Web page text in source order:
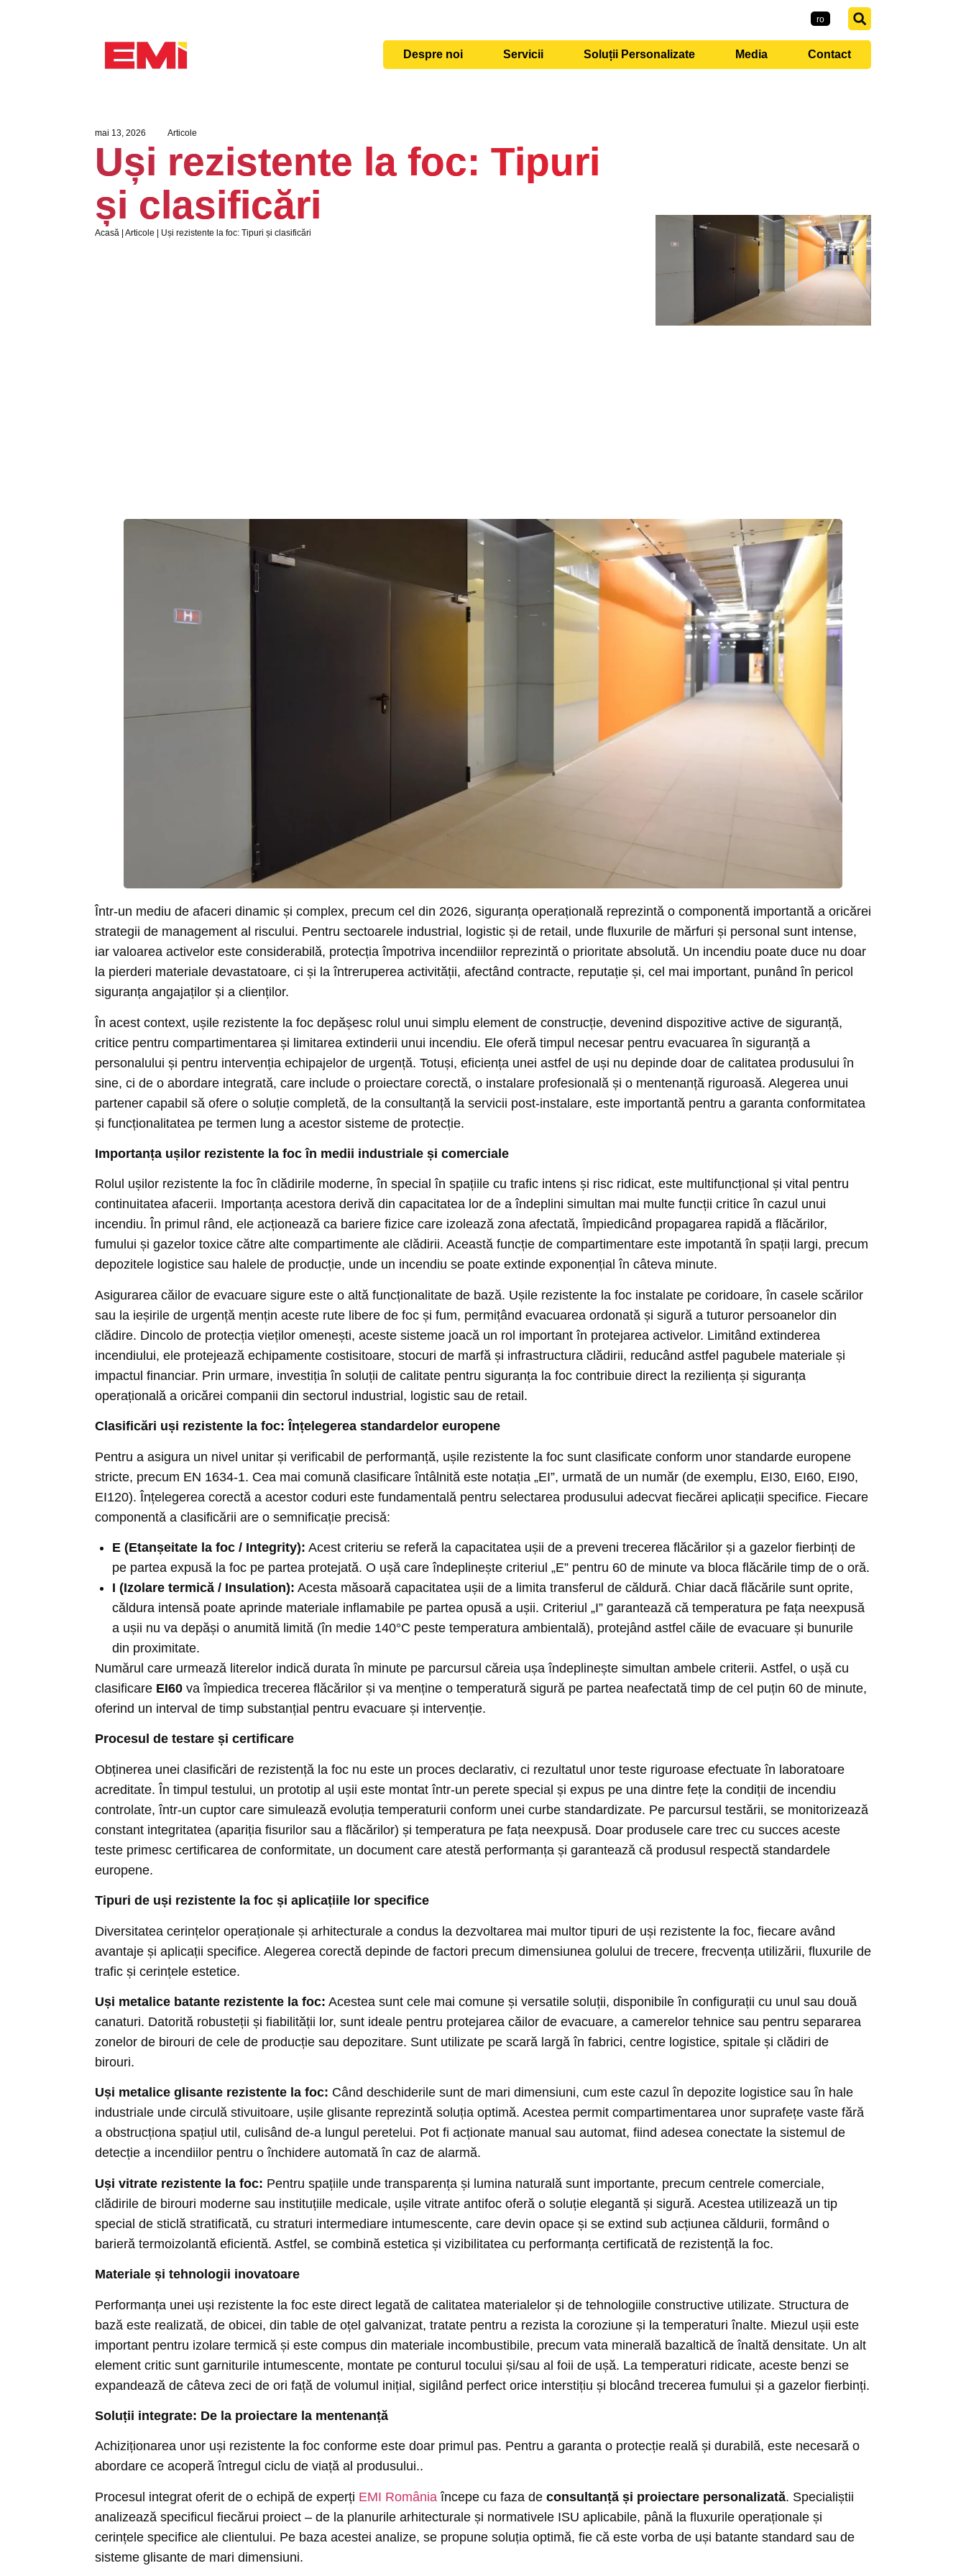
ro
Despre noi Servicii Soluții Personalizate Media Contact
mai 13, 2026 Articole
Uși rezistente la foc: Tipuri
și clasificări
Acasă Articole Uși rezistente la foc: Tipuri și clasificări
Într-un mediu de afaceri dinamic și complex, precum cel din 2026, siguranța operațională reprezintă o componentă importantă a oricărei
strategii de management al riscului. Pentru sectoarele industrial, logistic și de retail, unde fluxurile de mărfuri și personal sunt intense,
iar valoarea activelor este considerabilă, protecția împotriva incendiilor reprezintă o prioritate absolută. Un incendiu poate duce nu doar
la pierderi materiale devastatoare, ci și la întreruperea activității, afectând contracte, reputație și, cel mai important, punând în pericol
siguranța angajaților și a clienților.
În acest context, ușile rezistente la foc depășesc rolul unui simplu element de construcție, devenind dispozitive active de siguranță,
critice pentru compartimentarea și limitarea extinderii unui incendiu. Ele oferă timpul necesar pentru evacuarea în siguranță a
personalului și pentru intervenția echipajelor de urgență. Totuși, eficiența unei astfel de uși nu depinde doar de calitatea produsului în
sine, ci de o abordare integrată, care include o proiectare corectă, o instalare profesională și o mentenanță riguroasă. Alegerea unui
partener capabil să ofere o soluție completă, de la consultanță la servicii post-instalare, este importantă pentru a garanta conformitatea
și funcționalitatea pe termen lung a acestor sisteme de protecție.
Importanța ușilor rezistente la foc în medii industriale și comerciale
Rolul ușilor rezistente la foc în clădirile moderne, în special în spațiile cu trafic intens și risc ridicat, este multifuncțional și vital pentru
continuitatea afacerii. Importanța acestora derivă din capacitatea lor de a îndeplini simultan mai multe funcții critice în cazul unui
incendiu. În primul rând, ele acționează ca bariere fizice care izolează zona afectată, împiedicând propagarea rapidă a flăcărilor,
fumului și gazelor toxice către alte compartimente ale clădirii. Această funcție de compartimentare este impotantă în spații largi, precum
depozitele logistice sau halele de producție, unde un incendiu se poate extinde exponențial în câteva minute.
Asigurarea căilor de evacuare sigure este o altă funcționalitate de bază. Ușile rezistente la foc instalate pe coridoare, în casele scărilor
sau la ieșirile de urgență mențin aceste rute libere de foc și fum, permițând evacuarea ordonată și sigură a tuturor persoanelor din
clădire. Dincolo de protecția vieților omenești, aceste sisteme joacă un rol important în protejarea activelor. Limitând extinderea
incendiului, ele protejează echipamente costisitoare, stocuri de marfă și infrastructura clădirii, reducând astfel pagubele materiale și
impactul financiar. Prin urmare, investiția în soluții de calitate pentru siguranța la foc contribuie direct la reziliența și siguranța
operațională a oricărei companii din sectorul industrial, logistic sau de retail.
Clasificări uși rezistente la foc: Înțelegerea standardelor europene
Pentru a asigura un nivel unitar și verificabil de performanță, ușile rezistente la foc sunt clasificate conform unor standarde europene
stricte, precum EN 1634-1. Cea mai comună clasificare întâlnită este notația „EI”, urmată de un număr (de exemplu, EI30, EI60, EI90,
EI120). Înțelegerea corectă a acestor coduri este fundamentală pentru selectarea produsului adecvat fiecărei aplicații specifice. Fiecare
componentă a clasificării are o semnificație precisă:
E (Etanșeitate la foc / Integrity): Acest criteriu se referă la capacitatea ușii de a preveni trecerea flăcărilor și a gazelor fierbinți de
pe partea expusă la foc pe partea protejată. O ușă care îndeplinește criteriul „E” pentru 60 de minute va bloca flăcările timp de o oră.
I (Izolare termică / Insulation): Acesta măsoară capacitatea ușii de a limita transferul de căldură. Chiar dacă flăcările sunt oprite,
căldura intensă poate aprinde materiale inflamabile pe partea opusă a ușii. Criteriul „I” garantează că temperatura pe fața neexpusă
a ușii nu va depăși o anumită limită (în medie 140°C peste temperatura ambientală), protejând astfel căile de evacuare și bunurile
din proximitate.
Numărul care urmează literelor indică durata în minute pe parcursul căreia ușa îndeplinește simultan ambele criterii. Astfel, o ușă cu
clasificare EI60 va împiedica trecerea flăcărilor și va menține o temperatură sigură pe partea neafectată timp de cel puțin 60 de minute,
oferind un interval de timp substanțial pentru evacuare și intervenție.
Procesul de testare și certificare
Obținerea unei clasificări de rezistență la foc nu este un proces declarativ, ci rezultatul unor teste riguroase efectuate în laboratoare
acreditate. În timpul testului, un prototip al ușii este montat într-un perete special și expus pe una dintre fețe la condiții de incendiu
controlate, într-un cuptor care simulează evoluția temperaturii conform unei curbe standardizate. Pe parcursul testării, se monitorizează
constant integritatea (apariția fisurilor sau a flăcărilor) și temperatura pe fața neexpusă. Doar produsele care trec cu succes aceste
teste primesc certificarea de conformitate, un document care atestă performanța și garantează că produsul respectă standardele
europene.
Tipuri de uși rezistente la foc și aplicațiile lor specifice
Diversitatea cerințelor operaționale și arhitecturale a condus la dezvoltarea mai multor tipuri de uși rezistente la foc, fiecare având
avantaje și aplicații specifice. Alegerea corectă depinde de factori precum dimensiunea golului de trecere, frecvența utilizării, fluxurile de
trafic și cerințele estetice.
Uși metalice batante rezistente la foc: Acestea sunt cele mai comune și versatile soluții, disponibile în configurații cu unul sau două
canaturi. Datorită robusteții și fiabilității lor, sunt ideale pentru protejarea căilor de evacuare, a camerelor tehnice sau pentru separarea
zonelor de birouri de cele de producție sau depozitare. Sunt utilizate pe scară largă în fabrici, centre logistice, spitale și clădiri de
birouri.
Uși metalice glisante rezistente la foc: Când deschiderile sunt de mari dimensiuni, cum este cazul în depozite logistice sau în hale
industriale unde circulă stivuitoare, ușile glisante reprezintă soluția optimă. Acestea permit compartimentarea unor suprafețe vaste fără
a obstrucționa spațiul util, culisând de-a lungul peretelui. Pot fi acționate manual sau automat, fiind adesea conectate la sistemul de
detecție a incendiilor pentru o închidere automată în caz de alarmă.
Uși vitrate rezistente la foc: Pentru spațiile unde transparența și lumina naturală sunt importante, precum centrele comerciale,
clădirile de birouri moderne sau instituțiile medicale, ușile vitrate antifoc oferă o soluție elegantă și sigură. Acestea utilizează un tip
special de sticlă stratificată, cu straturi intermediare intumescente, care devin opace și se extind sub acțiunea căldurii, formând o
barieră termoizolantă eficientă. Astfel, se combină estetica și vizibilitatea cu performanța certificată de rezistență la foc.
Materiale și tehnologii inovatoare
Performanța unei uși rezistente la foc este direct legată de calitatea materialelor și de tehnologiile constructive utilizate. Structura de
bază este realizată, de obicei, din table de oțel galvanizat, tratate pentru a rezista la coroziune și la temperaturi înalte. Miezul ușii este
important pentru izolare termică și este compus din materiale incombustibile, precum vata minerală bazaltică de înaltă densitate. Un alt
element critic sunt garniturile intumescente, montate pe conturul tocului și/sau al foii de ușă. La temperaturi ridicate, aceste benzi se
expandează de câteva zeci de ori față de volumul inițial, sigilând perfect orice interstițiu și blocând trecerea fumului și a gazelor fierbinți.
Soluții integrate: De la proiectare la mentenanță
Achiziționarea unor uși rezistente la foc conforme este doar primul pas. Pentru a garanta o protecție reală și durabilă, este necesară o
abordare ce acoperă întregul ciclu de viață al produsului..
Procesul integrat oferit de o echipă de experți EMI România începe cu faza de consultanță și proiectare personalizată. Specialiștii
analizează specificul fiecărui proiect – de la planurile arhitecturale și normativele ISU aplicabile, până la fluxurile operaționale și
cerințele specifice ale clientului. Pe baza acestei analize, se propune soluția optimă, fie că este vorba de uși batante standard sau de
sisteme glisante de mari dimensiuni.